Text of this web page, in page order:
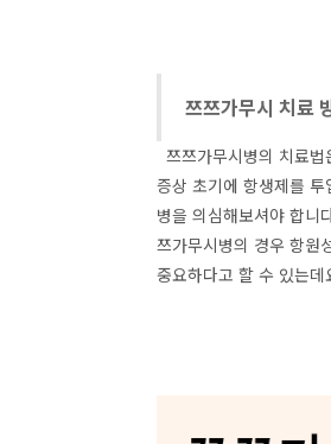
쯔쯔가무시 치료
쯔쯔가무시병의 치료법
증상 초기에 항생제를 투
병을 의심해보셔야 합니
쯔가무시병의 경우 항원
중요하다고 할 수 있는데